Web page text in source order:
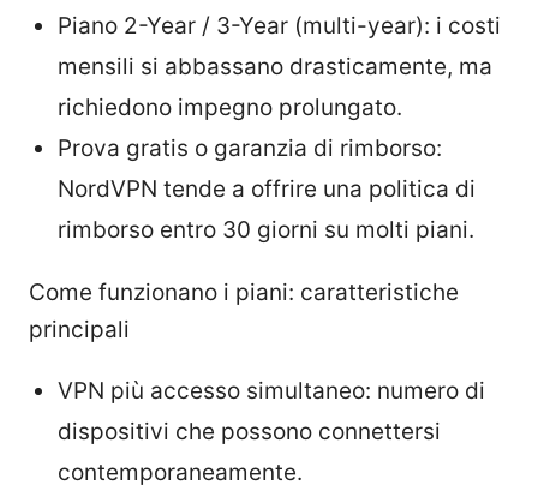
Piano 2-Year / 3-Year (multi-year): i costi
mensili si abbassano drasticamente, ma
richiedono impegno prolungato.
Prova gratis o garanzia di rimborso:
NordVPN tende a offrire una politica di
rimborso entro 30 giorni su molti piani.
Come funzionano i piani: caratteristiche
principali
VPN più accesso simultaneo: numero di
dispositivi che possono connettersi
contemporaneamente.